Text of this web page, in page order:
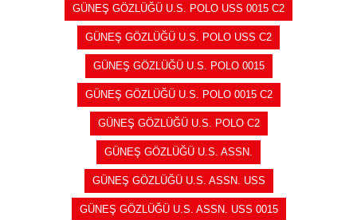
GÜNEŞ GÖZLÜĞÜ U.S. POLO USS 0015 C2
GÜNEŞ GÖZLÜĞÜ U.S. POLO USS C2
GÜNEŞ GÖZLÜĞÜ U.S. POLO 0015
GÜNEŞ GÖZLÜĞÜ U.S. POLO 0015 C2
GÜNEŞ GÖZLÜĞÜ U.S. POLO C2
GÜNEŞ GÖZLÜĞÜ U.S. ASSN.
GÜNEŞ GÖZLÜĞÜ U.S. ASSN. USS
GÜNEŞ GÖZLÜĞÜ U.S. ASSN. USS 0015